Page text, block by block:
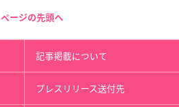
ページの先頭へ
記事掲載について
プレスリリース送付先